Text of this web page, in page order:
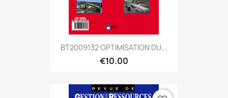
BT2009132 OPTIMISATION DU...
€10.00